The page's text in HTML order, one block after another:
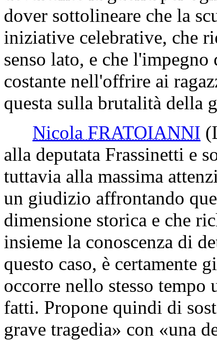
dover sottolineare che la
iniziative celebrative, che
senso lato, e che
costante nell'offrire ai
questa sulla brutalità della
Nicola FRATOIANNI
alla deputata Frassinetti e
tuttavia alla massima
un giudizio affrontando
dimensione storica e che
insieme la conoscenza di
questo caso, è certamente
occorre nello stesso tempo
fatti. Propone quindi di
grave tragedia» con «una